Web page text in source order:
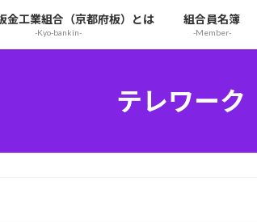
金工業組合（京都府板）とは
-Kyo-bankin-
組合員名簿
-Member-
テレワーク